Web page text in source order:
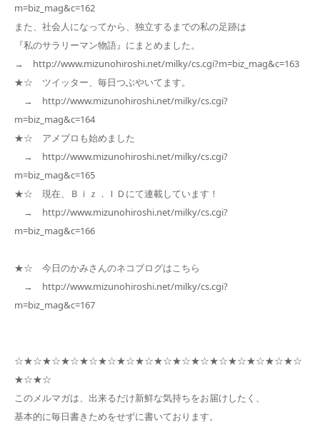
m=biz_mag&c=162
また、社会人になってから、独立するまでの私の足跡は
『私のサラリーマン物語』にまとめました。
→ http://www.mizunohiroshi.net/milky/cs.cgi?m=biz_mag&c=163
★☆ ツイッター、毎日つぶやいてます。
→ http://www.mizunohiroshi.net/milky/cs.cgi?
m=biz_mag&c=164
★☆ アメブロも始めました
→ http://www.mizunohiroshi.net/milky/cs.cgi?
m=biz_mag&c=165
★☆ 現在、Ｂｉｚ．ＩＤにて連載しています！
→ http://www.mizunohiroshi.net/milky/cs.cgi?
m=biz_mag&c=166
★☆ 今日のかみさんのネコブログはこちら
→ http://www.mizunohiroshi.net/milky/cs.cgi?
m=biz_mag&c=167
☆★☆★☆★☆★☆★☆★☆★☆★☆★☆★☆★☆★☆★☆★☆★☆
★☆★☆
このメルマガは、出来るだけ新鮮な気持ちをお届けしたく、
基本的に毎日書きためをせずに書いております。